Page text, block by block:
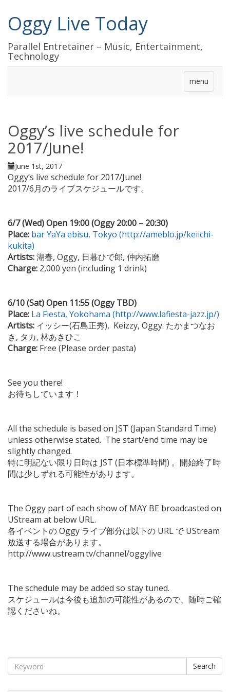
Oggy Live Today
Parallel Entretainer – Music, Entertainment,
Technology
menu
Oggy’s live schedule for
2017/June!
June 1st, 2017
Oggy’s live schedule for 2017/June!
2017/6月のライブスケジュールです。
6/7 (Wed) Open 19:00 (Oggy 20:00 – 20:30)
Place: bar YaYa ebisu, Tokyo (http://ameblo.jp/keiichi-
kukita)
Artists:湖春, Oggy, 日暮ひで郎, 仲内拓磨
Charge: 2,000 yen (including 1 drink)
6/10 (Sat) Open 11:55 (Oggy TBD)
Place: La Fiesta, Yokohama (http://www.lafiesta-jazz.jp/)
Artists: イッシー(石島正秀), Keizzy, Oggy. たかまつなお
き, タカ, 林あきひこ
Charge: Free (Please order pasta)
See you there!
お待ちしています！
All the schedule is based on JST (Japan Standard Time)
unless otherwise stated. The start/end time may be
slightly changed.
特に明記ない限り日時は JST (日本標準時間) 。開始終了時
間は少しずれる可能性があります。
The Oggy part of each show of MAY BE broadcasted on
UStream at below URL.
各イベントの Oggy ライブ部分は以下の URL で UStream
放送する場合があります。
http://www.ustream.tv/channel/oggylive
The schedule may be added so stay tuned.
スケジュールは今後も追加の可能性があるので、随時ご確
認くださいね。
Search